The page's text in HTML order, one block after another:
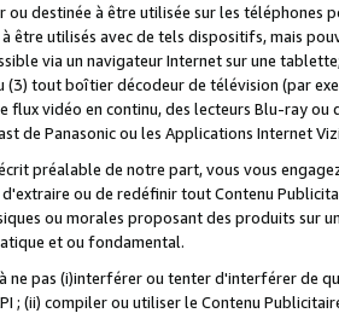
ou destinée à être utilisée sur les téléphones
à être utilisés avec de tels dispositifs, mais
via un navigateur Internet sur une
(3) tout boîtier décodeur de télévision (par
flux vidéo en continu, des lecteurs Blu-ray
de Panasonic ou les Applications Internet
préalable de notre part, vous vous
ou de redéfinir tout Contenu
ou morales proposant des produits sur
et ou fondamental.
ne pas (i)interférer ou tenter d'interférer de
; (ii) compiler ou utiliser le Contenu